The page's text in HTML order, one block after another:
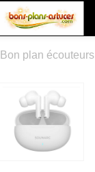
Bon plan